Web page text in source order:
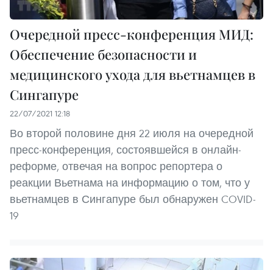
Очередной пресс-конференция МИД:
Обеспечение безопасности и
медицинского ухода для вьетнамцев в
Сингапуре
22/07/2021 12:18
Во второй половине дня 22 июля на очередной
пресс-конференция, состоявшейся в онлайн-
реформе, отвечая на вопрос репортера о
реакции Вьетнама на информацию о том, что у
вьетнамцев в Сингапуре был обнаружен COVID-
19